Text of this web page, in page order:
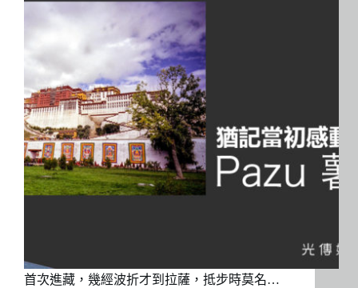
首次進藏，幾經波折才到拉薩，抵步時莫名…